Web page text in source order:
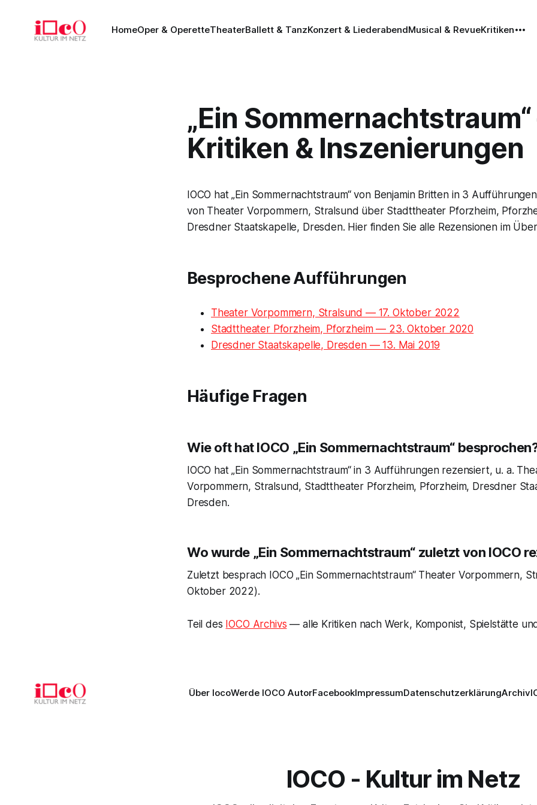
HomeOper & OperetteTheaterBallett & TanzKonzert & LiederabendMusical & RevueKritiken
„Ein Sommernachtstraum“
Kritiken & Inszenierungen
IOCO hat „Ein Sommernachtstraum“ von Benjamin Britten in 3
von Theater Vorpommern, Stralsund über Stadttheater Pforzheim,
Dresdner Staatskapelle, Dresden. Hier finden Sie alle Rezensionen im
Besprochene Aufführungen
Theater Vorpommern, Stralsund — 17. Oktober 2022
Stadttheater Pforzheim, Pforzheim — 23. Oktober 2020
Dresdner Staatskapelle, Dresden — 13. Mai 2019
Häufige Fragen
Wie oft hat IOCO „Ein Sommernachtstraum“
IOCO hat „Ein Sommernachtstraum“ in 3 Aufführungen rezensiert, u. a.
Vorpommern, Stralsund, Stadttheater Pforzheim, Pforzheim, Dresdner
Dresden.
Wo wurde „Ein Sommernachtstraum“ zuletzt von IOCO
Zuletzt besprach IOCO „Ein Sommernachtstraum“ Theater Vorpommern,
Oktober 2022).
Teil des IOCO Archivs — alle Kritiken nach Werk, Komponist, Spielstätte
Über IocoWerde IOCO AutorFacebookImpressumDatenschutzerklärungArchiv
IOCO - Kultur im Netz